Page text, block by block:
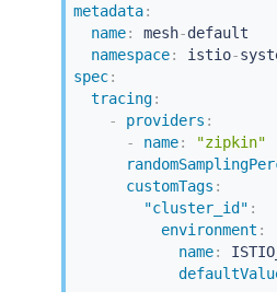
metadata:
name: mesh-default
namespace: istio-
spec:
tracing:
-
providers :
-
name:
"zipkin"
customTags :
"cluster_id" :
environment :
name: